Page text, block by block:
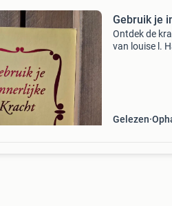
Gebruik je
Ontdek de
van louise l.
Gelezen